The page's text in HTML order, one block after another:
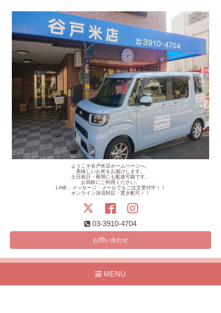
ようこそ谷戸米店ホームページへ。
美味しいお米をお届けします。
土日祝日・夜間にも配達可能です。
お気軽にご利用ください。
LINE・メッセージ・メールでもご注文受付中！！
オンライン決済対応・置き配可！！
03-3910-4704
お問い合わせ
MENU